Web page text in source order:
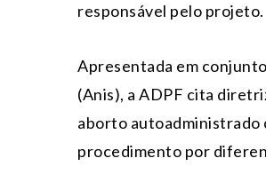
responsável pelo projeto.
Apresentada em
(Anis), a ADPF cita
aborto autoadministrado
procedimento por